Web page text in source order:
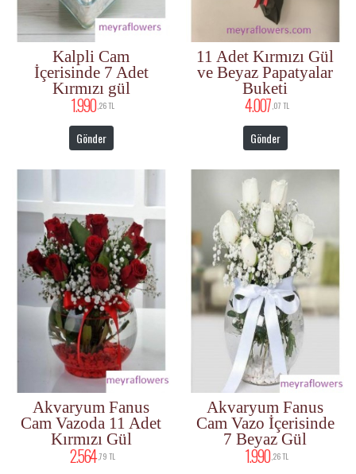
Kalpli Cam
İçerisinde 7 Adet
Kırmızı gül
1.990 ,26 TL
Gönder
11 Adet Kırmızı Gül
ve Beyaz Papatyalar
Buketi
4.007 ,07 TL
Gönder
Akvaryum Fanus
Cam Vazoda 11 Adet
Kırmızı Gül
2.564 ,79 TL
Akvaryum Fanus
Cam Vazo İçerisinde
7 Beyaz Gül
1.990 ,26 TL